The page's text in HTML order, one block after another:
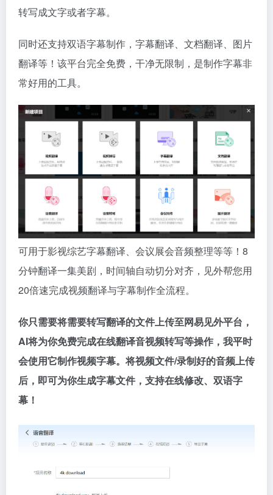
转写成文字或者字幕。
同时还支持双语字幕制作，字幕翻译、文档翻译、图片
翻译等！该平台完全免费，干净无限制，是制作字幕非
常好用的工具。
可用于影视综艺字幕翻译、会议展会音频整理等等！8
分钟翻译一集美剧，时间轴自动切分对齐，见外帮您用
20倍速完成视频翻译与字幕制作全流程。
你只需要将需要转写翻译的文件上传至网易见外平台，
AI将为你免费完成在线翻译音视频转写等操作，我平时
会使用它制作视频字幕。将视频文件/录制好的音频上传
后，即可为你生成字幕文件，支持在线修改、双语字
幕！